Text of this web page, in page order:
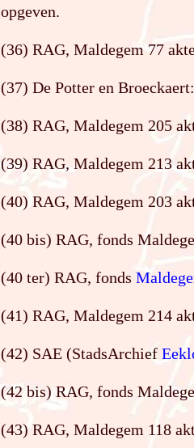
opgeven.
(36) RAG, Maldegem 77
(37) De Potter en
(38) RAG, Maldegem 205
(39) RAG, Maldegem 213
(40) RAG, Maldegem 203
(40 bis) RAG, fonds
(40 ter) RAG, fonds
(41) RAG, Maldegem 214
(42) SAE (StadsArchief
(42 bis) RAG, fonds
(43) RAG, Maldegem 118